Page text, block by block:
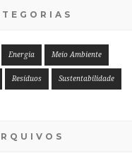
Energia Meio Ambiente
Resíduos Sustentabilidade